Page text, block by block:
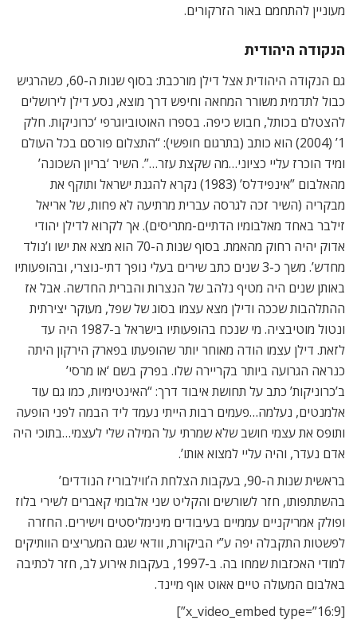
מעוניין להתחמם באור הזרקורים.
הנקודה היהודית
גם הנקודה היהודית אצל דילן מורכבת: בסוף שנות ה-60, כשהרגיש
כבול לתדמית משורר המחאה וחיפש דרך מוצא, נסע דילן לירושלים
להצטלם בכותל, חבוש כיפה. בספרו האוטוביוגרפי ‘כרוניקות. חלק
1’ (2004) הוא כותב (בתרגום חופשי): “התצלום פורסם בכל העולם
ומיד הוכרז עליי כציוני…מה שקצת עזר…”. השיר ‘בריון השכונה’
מהאלבום ”אינפידלס’ (1983) נקרא להגנת ישראל ותוקף את
מבקריה (השיר זכה לגרסה עברית מרתיעה לא פחות, של אריאל
זילבר באחד מאלבומיו הדתיים-מתריסים). אך לקרוא לדילן יהודי
אדוק יהיה רחוק מהאמת. בסוף שנות ה-70 הוא מצא את ישו ו’נולד
מחדש’. משך כ-3 שנים כתב שירים בעלי נופך דתי-נוצרי, ובהופעותיו
באותן שנים היה מטיף נלהב של הנצרות והברית החדשה. אבל אז
ההתלהבות שככה ודילן מצא עצמו בסוג של שפל, מעוקר יצירתית
ונטול מוטיבציה. מי שנכח בהופעותיו בישראל ב-1987 היה עד
לזאת. דילן עצמו הודה מאוחר יותר שהופעתו בפארק הירקון היתה
כנראה הגרועה ביותר בקריירה שלו. בפרק בשם ‘או מרסי’
ב’כרוניקות’ כתב על תחושת איבוד דרך: “האינטימיות, כמו גם עוד
אלמנטים, נעלמה…פעמים רבות הייתי נעמד ליד הבמה לפני הופעה
ותופס את עצמי חושב שלא שמרתי על המילה שלי לעצמי…בתוכי היה
אדם נעדר, והיה עליי למצוא אותו’.
בראשית שנות ה-90, בעקבות הצלחת ה’ווילבוריז הנודדים’
בהשתתפותו, חזר לשורשים והקליט שני אלבומי קאברים לשירי בלוז
ופולק אמריקניים עממיים בעיבודים מינימליסטים וישירים. החזרה
לפשטות התקבלה יפה ע”י הביקורת, וודאי שגם המעריצים הוותיקים
למודי האכזבות שמחו בה. ב-1997, בעקבות אירוע לב, חזר לכתיבה
באלבום המעולה טיים אאוט אוף מיינד.
[x_video_embed type=”16:9”]